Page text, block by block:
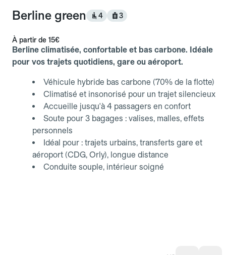
Berline green 4 3
À partir de 15€
Berline climatisée, confortable et bas carbone. Idéale
pour vos trajets quotidiens, gare ou aéroport.
Véhicule hybride bas carbone (70% de la flotte)
Climatisé et insonorisé pour un trajet silencieux
Accueille jusqu'à 4 passagers en confort
Soute pour 3 bagages : valises, malles, effets
personnels
Idéal pour : trajets urbains, transferts gare et
aéroport (CDG, Orly), longue distance
Conduite souple, intérieur soigné